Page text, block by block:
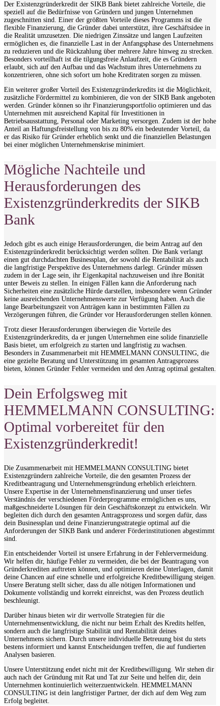
Der Existenzgründerkredit der SIKB Bank bietet zahlreiche Vorteile, die
speziell auf die Bedürfnisse von Gründern und jungen Unternehmen
zugeschnitten sind. Einer der größten Vorteile dieses Programms ist die
flexible Finanzierung, die Gründer dabei unterstützt, ihre Geschäftsidee in
die Realität umzusetzen. Die niedrigen Zinssätze und langen Laufzeiten
ermöglichen es, die finanzielle Last in der Anfangsphase des Unternehmens
zu reduzieren und die Rückzahlung über mehrere Jahre hinweg zu strecken.
Besonders vorteilhaft ist die tilgungsfreie Anlaufzeit, die es Gründern
erlaubt, sich auf den Aufbau und das Wachstum ihres Unternehmens zu
konzentrieren, ohne sich sofort um hohe Kreditraten sorgen zu müssen.
Ein weiterer großer Vorteil des Existenzgründerkredits ist die Möglichkeit,
zusätzliche Fördermittel zu kombinieren, die von der SIKB Bank angeboten
werden. Gründer können so ihr Finanzierungsportfolio optimieren und das
Unternehmen mit ausreichend Kapital für Investitionen in
Betriebsausstattung, Personal oder Marketing versorgen. Zudem ist der hohe
Anteil an Haftungsfreistellung von bis zu 80% ein bedeutender Vorteil, da
er das Risiko für Gründer erheblich senkt und die finanziellen Belastungen
bei einer möglichen Unternehmenskrise minimiert.
Mögliche Nachteile und
Herausforderungen des
Existenzgründerkredits der SIKB
Bank
Jedoch gibt es auch einige Herausforderungen, die beim Antrag auf den
Existenzgründerkredit berücksichtigt werden sollten. Die Bank verlangt
einen gut durchdachten Businessplan, der sowohl die Rentabilität als auch
die langfristige Perspektive des Unternehmens darlegt. Gründer müssen
zudem in der Lage sein, ihr Eigenkapital nachzuweisen und ihre Bonität
unter Beweis zu stellen. In einigen Fällen kann die Anforderung nach
Sicherheiten eine zusätzliche Hürde darstellen, insbesondere wenn Gründer
keine ausreichenden Unternehmenswerte zur Verfügung haben. Auch die
lange Bearbeitungszeit von Anträgen kann in bestimmten Fällen zu
Verzögerungen führen, die Gründer vor Herausforderungen stellen können.
Trotz dieser Herausforderungen überwiegen die Vorteile des
Existenzgründerkredits, da er jungen Unternehmen eine solide finanzielle
Basis bietet, um erfolgreich zu starten und langfristig zu wachsen.
Besonders in Zusammenarbeit mit HEMMELMANN CONSULTING, die
eine gezielte Beratung und Unterstützung im gesamten Antragsprozess
bieten, können Gründer Fehler vermeiden und den Antrag optimal gestalten.
Dein Erfolgsweg mit
HEMMELMANN CONSULTING:
Optimal vorbereitet für den
Existenzgründerkredit!
Die Zusammenarbeit mit HEMMELMANN CONSULTING bietet
Existenzgründern zahlreiche Vorteile, die den gesamten Prozess der
Kreditbeantragung und Unternehmensgründung erheblich erleichtern.
Unsere Expertise in der Unternehmensfinanzierung und unser tiefes
Verständnis der verschiedenen Förderprogramme ermöglichen es uns,
maßgeschneiderte Lösungen für dein Geschäftskonzept zu entwickeln. Wir
begleiten dich durch den gesamten Antragsprozess und sorgen dafür, dass
dein Businessplan und deine Finanzierungsstrategie optimal auf die
Anforderungen der SIKB Bank und anderer Förderinstitutionen abgestimmt
sind.
Ein entscheidender Vorteil ist unsere Erfahrung in der Fehlervermeidung.
Wir helfen dir, häufige Fehler zu vermeiden, die bei der Beantragung von
Gründerkrediten auftreten können, und optimieren deine Unterlagen, damit
deine Chancen auf eine schnelle und erfolgreiche Kreditbewilligung steigen.
Unsere Beratung stellt sicher, dass du alle nötigen Informationen und
Dokumente vollständig und korrekt einreichst, was den Prozess deutlich
beschleunigt.
Darüber hinaus bieten wir dir wertvolle Strategien für die
Unternehmensentwicklung, die nicht nur beim Erhalt des Kredits helfen,
sondern auch die langfristige Stabilität und Rentabilität deines
Unternehmens sichern. Durch unsere individuelle Betreuung bist du stets
bestens informiert und kannst Entscheidungen treffen, die auf fundierten
Analysen basieren.
Unsere Unterstützung endet nicht mit der Kreditbewilligung. Wir stehen dir
auch nach der Gründung mit Rat und Tat zur Seite und helfen dir, dein
Unternehmen kontinuierlich weiterzuentwickeln. HEMMELMANN
CONSULTING ist dein langfristiger Partner, der dich auf dem Weg zum
Erfolg begleitet.